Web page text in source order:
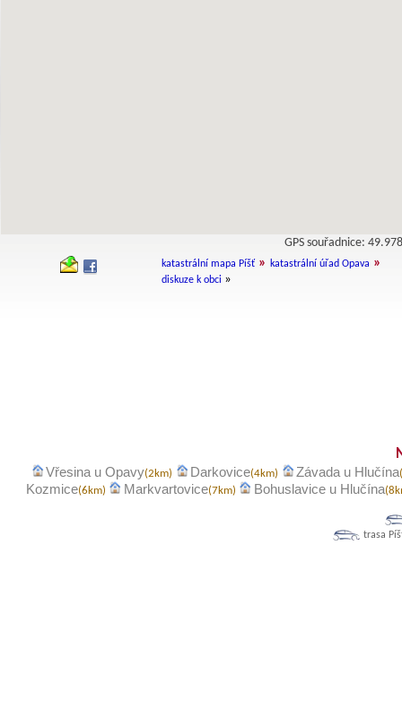
GPS souřadnice:
katastrální mapa Píšť» katastrální úřad Opava »
diskuze k obci »
Vřesina u Opavy(2km) Darkovice(4km) Závada u Hlučína
Kozmice(6km) Markvartovice(7km) Bohuslavice u Hlučína
trasa